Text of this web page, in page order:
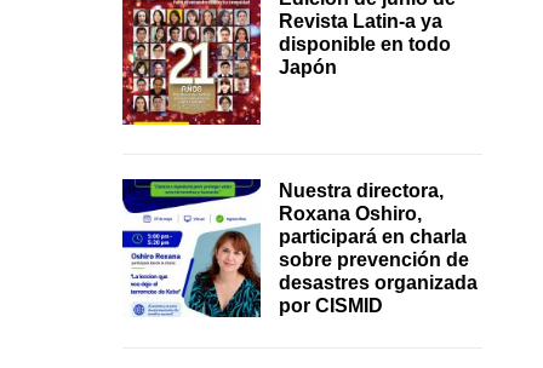
Revista Latin-a ya
disponible en todo
Japón
Nuestra directora,
Roxana Oshiro,
participará en charla
sobre prevención de
desastres organizada
por CISMID